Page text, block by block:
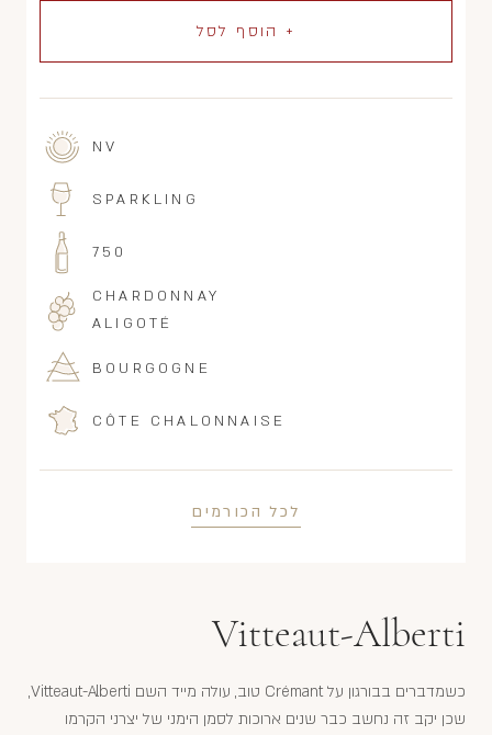
+ הוסף לסל
NV
SPARKLING
750
CHARDONNAY
ALIGOTÉ
BOURGOGNE
CÔTE CHALONNAISE
לכל הכורמים
Vitteaut-Alberti
כשמדברים בבורגון על Crémant טוב, עולה מייד השם Vitteaut-Alberti,
שכן יקב זה נחשב כבר שנים ארוכות לסמן הימני של יצרני הקרמו